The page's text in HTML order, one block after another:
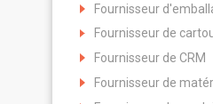
Fournisseur
Fournisseur de
Fournisseur de CRM
Fournisseur de